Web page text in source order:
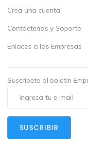
Crea una cuenta
Contáctenos y Soporte
Enlaces a las Empresas
Suscríbete al boletín
SUSCRIBIR